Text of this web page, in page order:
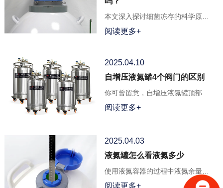
本文深入探讨细菌冻存的科学原
理、操作规范及冻在实验室液氮罐
里的可行性。
阅读更多+
2025.04.10
自增压液氮罐4个阀门的区别
你可曾留意，自增压液氮罐顶部的4
个阀门？它们看似普通，实则掌控
着罐内乾坤，有的决定液氮输出的
阅读更多+
2025.04.03
液氮罐怎么看液氮多少
使用液氮容器的过程中液氮余量监
测必不可少
阅读更多+